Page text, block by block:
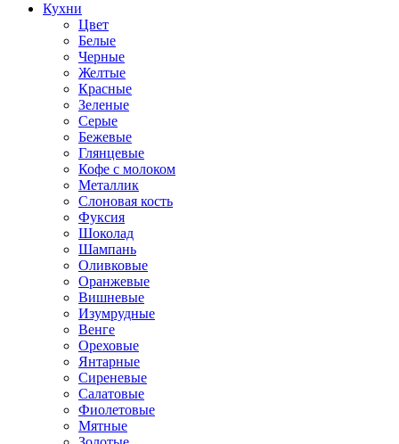
Кухни
Цвет
Белые
Черные
Желтые
Красные
Зеленые
Серые
Бежевые
Глянцевые
Кофе с молоком
Металлик
Слоновая кость
Фуксия
Шоколад
Шампань
Оливковые
Оранжевые
Вишневые
Изумрудные
Венге
Ореховые
Янтарные
Сиреневые
Салатовые
Фиолетовые
Мятные